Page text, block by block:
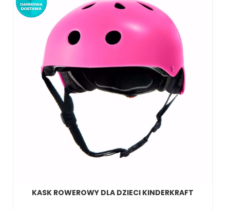
KASK ROWEROWY DLA DZIECI KINDERKRAFT